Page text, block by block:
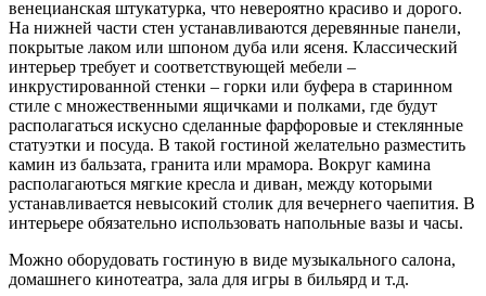
венецианская штукатурка, что невероятно красиво и дорого.
На нижней части стен устанавливаются деревянные панели,
покрытые лаком или шпоном дуба или ясеня. Классический
интерьер требует и соответствующей мебели –
инкрустированной стенки – горки или буфера в старинном
стиле с множественными ящичками и полками, где будут
располагаться искусно сделанные фарфоровые и стеклянные
статуэтки и посуда. В такой гостиной желательно разместить
камин из бальзата, гранита или мрамора. Вокруг камина
располагаються мягкие кресла и диван, между которыми
устанавливается невысокий столик для вечернего чаепития. В
интерьере обязательно использовать напольные вазы и часы.
Можно оборудовать гостиную в виде музыкального салона,
домашнего кинотеатра, зала для игры в бильярд и т.д.